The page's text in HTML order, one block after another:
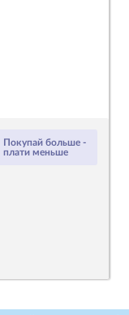
Покупай больше -
плати меньше